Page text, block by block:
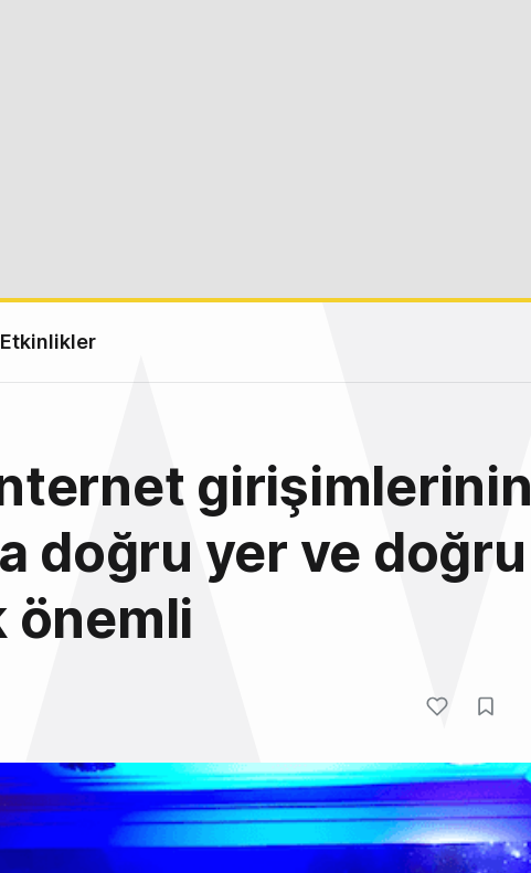
Etkinlikler
girişimlerinin
doğru yer ve doğru
önemli